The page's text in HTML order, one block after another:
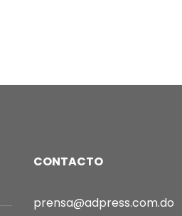
CONTACTO
prensa@adpress.com.do